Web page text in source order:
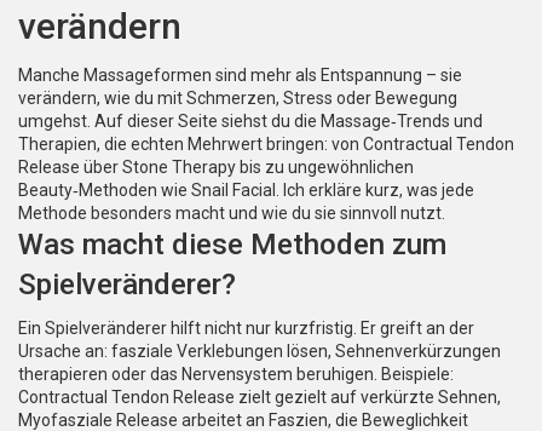
verändern
Manche Massageformen sind mehr als Entspannung – sie
verändern, wie du mit Schmerzen, Stress oder Bewegung
umgehst. Auf dieser Seite siehst du die Massage‑Trends und
Therapien, die echten Mehrwert bringen: von Contractual Tendon
Release über Stone Therapy bis zu ungewöhnlichen
Beauty‑Methoden wie Snail Facial. Ich erkläre kurz, was jede
Methode besonders macht und wie du sie sinnvoll nutzt.
Was macht diese Methoden zum
Spielveränderer?
Ein Spielveränderer hilft nicht nur kurzfristig. Er greift an der
Ursache an: fasziale Verklebungen lösen, Sehnenverkürzungen
therapieren oder das Nervensystem beruhigen. Beispiele:
Contractual Tendon Release zielt gezielt auf verkürzte Sehnen,
Myofasziale Release arbeitet an Faszien, die Beweglichkeit